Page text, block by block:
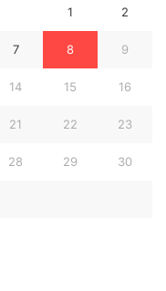
1 2
7 8 9
14 15 16
21 22 23
28 29 30